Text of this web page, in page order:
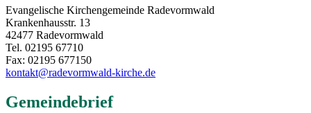
Evangelische Kirchengemeinde Radevormwald
Krankenhausstr. 13
42477 Radevormwald
Tel. 02195 67710
Fax: 02195 677150
kontakt@radevormwald-kirche.de
Gemeindebrief